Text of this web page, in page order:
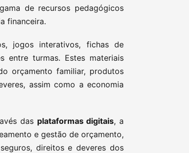
de recursos pedagógicos
financeira.
jogos interativos, fichas de
entre turmas. Estes materiais
orçamento familiar, produtos
assim como a economia
das plataformas digitais, a
e gestão de orçamento,
direitos e deveres dos